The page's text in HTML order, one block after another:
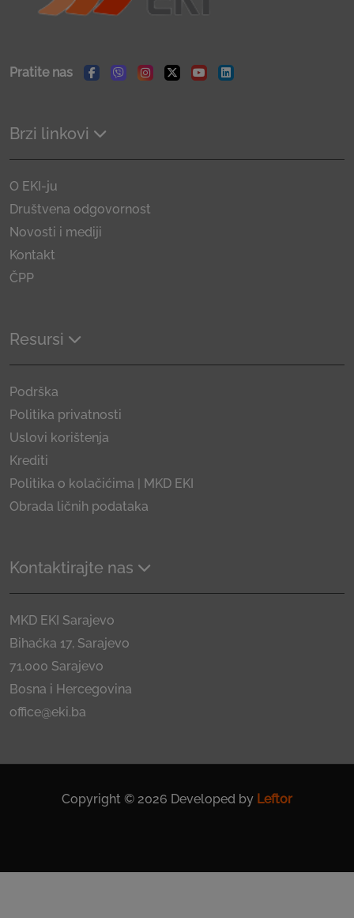
Pratite nas
Facebook
ViberInstagram
TwitterYoutubeLinkedin
Brzi linkovi
O EKI-ju
Društvena odgovornost
Novosti i mediji
Kontakt
ČPP
Resursi
Podrška
Politika privatnosti
Uslovi korištenja
Krediti
Politika o kolačićima | MKD EKI
Obrada ličnih podataka
Kontaktirajte nas
MKD EKI Sarajevo
Bihaćka 17, Sarajevo
71.000 Sarajevo
Bosna i Hercegovina
office@eki.ba
Copyright © 2026 Developed by Leftor